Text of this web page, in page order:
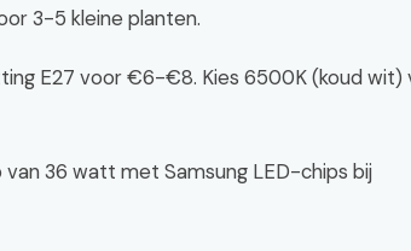
3-5 kleine planten.
E27 voor €6-€8. Kies 6500K (koud wit)
36 watt met Samsung LED-chips bij